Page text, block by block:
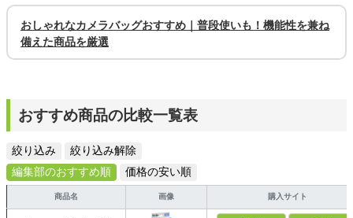
おしゃれなカメラバッグおすすめ｜普段使いも！機能性を兼ね
備えた商品を厳選
おすすめ商品の比較一覧表
絞り込み
絞り込み解除
編集部のおすすめ順
価格の安い順
商品名 画像 購入サイト